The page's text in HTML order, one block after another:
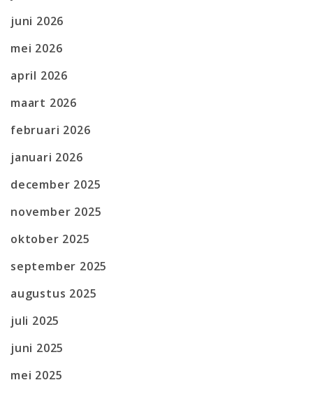
juni 2026
mei 2026
april 2026
maart 2026
februari 2026
januari 2026
december 2025
november 2025
oktober 2025
september 2025
augustus 2025
juli 2025
juni 2025
mei 2025